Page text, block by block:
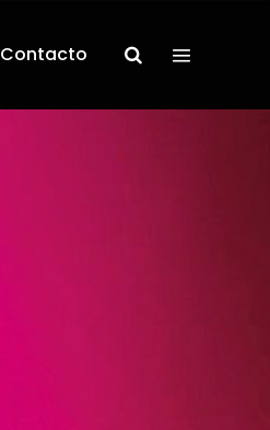
Contacto